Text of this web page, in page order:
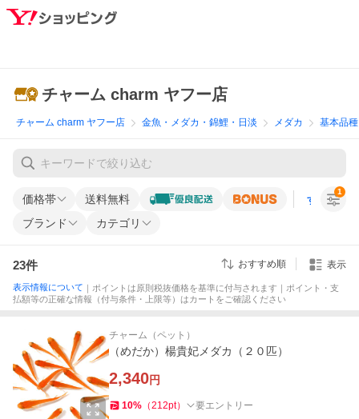
チャーム charm ヤフー店
チャーム charm ヤフー店 金魚・メダカ・錦鯉・日淡 メダカ 基本品種
価格帯 送料無料 すべての条
ブランド カテゴリ
1
23件 おすすめ順 表示
表示情報について ｜ポイントは原則税抜価格を基準に付与されます｜ポイント・支
払額等の正確な情報（付与条件・上限等）はカートをご確認ください
チャーム（ペット）
（めだか）楊貴妃メダカ（２０匹）
2,340円
10% （212pt） 要エントリー